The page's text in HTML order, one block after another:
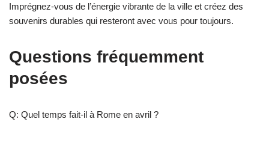
Imprégnez-vous de l’énergie vibrante de la ville et créez des
souvenirs durables qui resteront avec vous pour toujours.
Questions fréquemment
posées
Q: Quel temps fait-il à Rome en avril ?